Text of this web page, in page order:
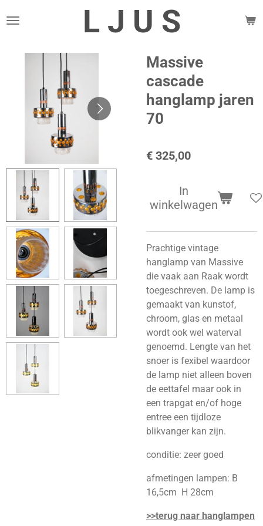
direct
hoofdinhoud
L J U S
Massive
cascade
hanglamp jaren
70
€ 325,00
In
winkelwagen
Prachtige vintage
hanglamp van Massive
die vaak aan Raak wordt
toegeschreven. De lamp is
gemaakt van kunstof,
chroom, glas en metaal
wordt ook wel waterval
genoemd. Lengte van het
snoer is fexibel waardoor
de lamp niet alleen boven
de eettafel maar ook in
een trapgat en/of hoge
entree een tijdloze
blikvanger kan zijn.
conditie: zeer goed
afmetingen lampen: B
16,5cm H 28cm
>>terug naar hanglampen